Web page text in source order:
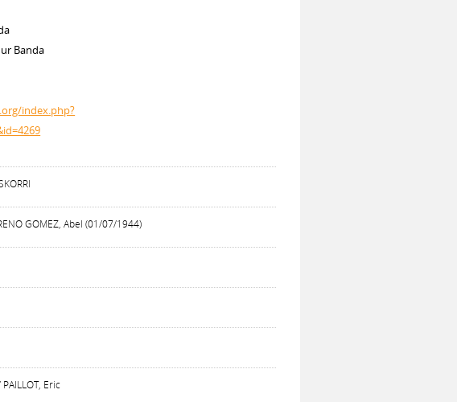
Banda
index.php?
GOMEZ, Abel (01/07/1944)
Eric